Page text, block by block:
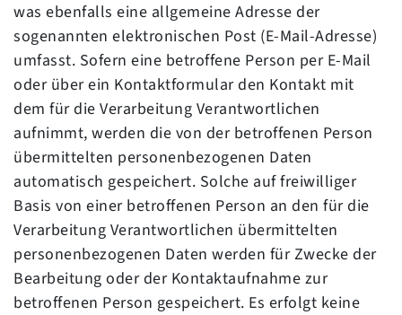
was ebenfalls eine allgemeine Adresse der
sogenannten elektronischen Post (E-Mail-Adresse)
umfasst. Sofern eine betroffene Person per E-Mail
oder über ein Kontaktformular den Kontakt mit
dem für die Verarbeitung Verantwortlichen
aufnimmt, werden die von der betroffenen Person
übermittelten personenbezogenen Daten
automatisch gespeichert. Solche auf freiwilliger
Basis von einer betroffenen Person an den für die
Verarbeitung Verantwortlichen übermittelten
personenbezogenen Daten werden für Zwecke der
Bearbeitung oder der Kontaktaufnahme zur
betroffenen Person gespeichert. Es erfolgt keine